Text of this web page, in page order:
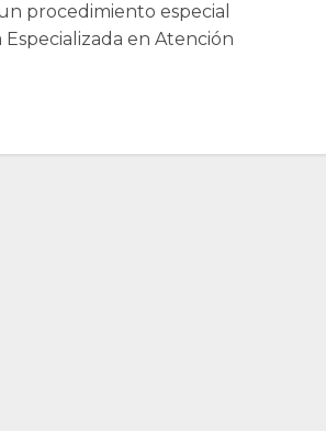
procedimiento especial
Especializada en Atención